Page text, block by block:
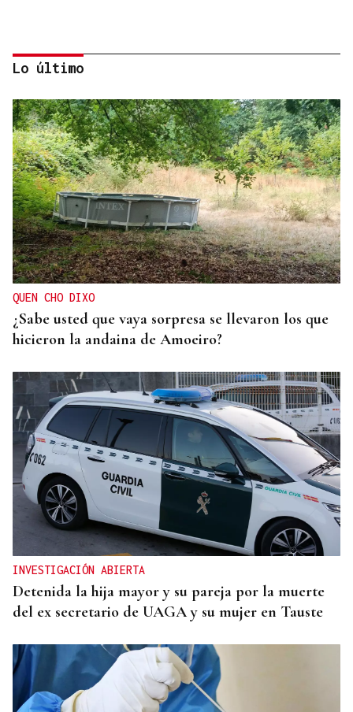
ACCIDENTE DE TRÁFICO
Una salida de vía en Toén obliga a evacuar a dos
personas
Lo último
QUEN CHO DIXO
¿Sabe usted que vaya sorpresa se llevaron los que
hicieron la andaina de Amoeiro?
INVESTIGACIÓN ABIERTA
Detenida la hija mayor y su pareja por la muerte
del ex secretario de UAGA y su mujer en Tauste